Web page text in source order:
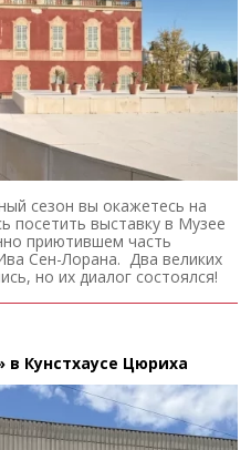
сезон вы окажетесь на
посетить выставку в Музее
приютившем часть
Сен-Лорана. Два великих
но их диалог состоялся!
Кунстхаусе Цюриха